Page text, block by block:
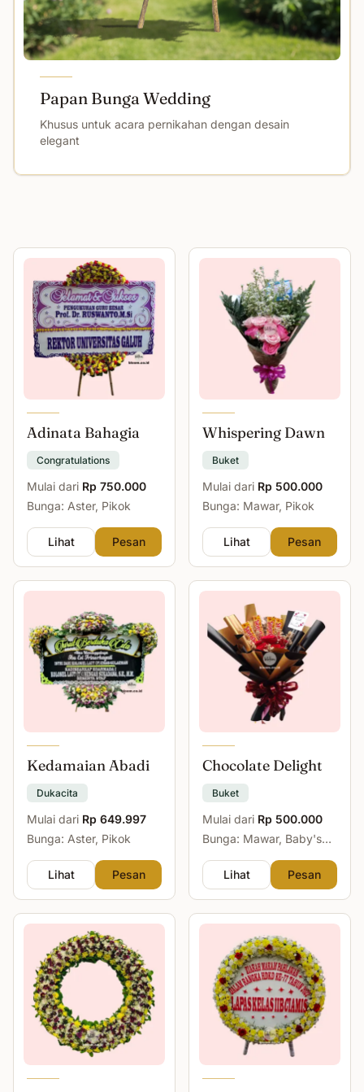
Papan Bunga Wedding
Khusus untuk acara pernikahan dengan desain
elegant
Adinata Bahagia
Congratulations
Mulai dari Rp 750.000
Bunga: Aster, Pikok
Lihat Pesan
Whispering Dawn
Buket
Mulai dari Rp 500.000
Bunga: Mawar, Pikok
Lihat Pesan
Kedamaian Abadi
Dukacita
Mulai dari Rp 649.997
Bunga: Aster, Pikok
Lihat Pesan
Chocolate Delight
Buket
Mulai dari Rp 500.000
Bunga: Mawar, Baby's
Lihat
Pesan